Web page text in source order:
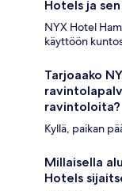
Hotels ja
NYX Hotel
käyttöön
Tarjoaako
ravintoloita?
Kyllä, paikan
Millaisella
Hotels